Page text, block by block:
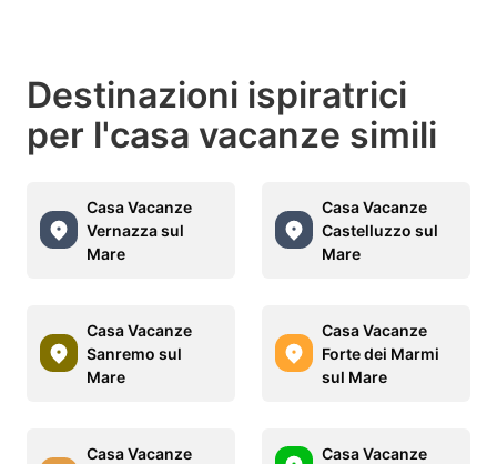
Destinazioni ispiratrici
per l'casa vacanze simili
Casa Vacanze
Vernazza sul
Mare
Casa Vacanze
Castelluzzo sul
Mare
Casa Vacanze
Sanremo sul
Mare
Casa Vacanze
Forte dei Marmi
sul Mare
Casa Vacanze
Casa Vacanze